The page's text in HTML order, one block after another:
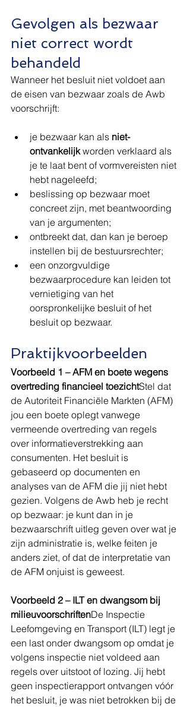
Gevolgen als bezwaar
niet correct wordt
behandeld
Wanneer het besluit niet voldoet aan
de eisen van bezwaar zoals de Awb
voorschrijft:
je bezwaar kan als niet-
ontvankelijk worden verklaard als
je te laat bent of vormvereisten niet
hebt nageleefd;
beslissing op bezwaar moet
concreet zijn, met beantwoording
van je argumenten;
ontbreekt dat, dan kan je beroep
instellen bij de bestuursrechter;
een onzorgvuldige
bezwaarprocedure kan leiden tot
vernietiging van het
oorspronkelijke besluit of het
besluit op bezwaar.
Praktijkvoorbeelden
Voorbeeld 1 – AFM en boete wegens
overtreding financieel toezichtStel dat
de Autoriteit Financiële Markten (AFM)
jou een boete oplegt vanwege
vermeende overtreding van regels
over informatieverstrekking aan
consumenten. Het besluit is
gebaseerd op documenten en
analyses van de AFM die jij niet hebt
gezien. Volgens de Awb heb je recht
op bezwaar: je kunt dan in je
bezwaarschrift uitleg geven over wat je
zijn administratie is, welke feiten je
anders ziet, of dat de interpretatie van
de AFM onjuist is geweest.
Voorbeeld 2 – ILT en dwangsom bij
milieuvoorschriftenDe Inspectie
Leefomgeving en Transport (ILT) legt je
een last onder dwangsom op omdat je
volgens inspectie niet voldeed aan
regels over uitstoot of lozing. Jij hebt
geen inspectierapport ontvangen vóór
het besluit, je was niet betrokken bij de